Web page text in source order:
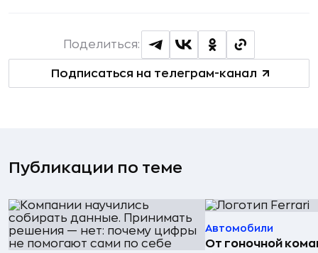
Подписаться на телеграм-канал
Поделиться:
Публикации по теме
Автомобили
От гоночной